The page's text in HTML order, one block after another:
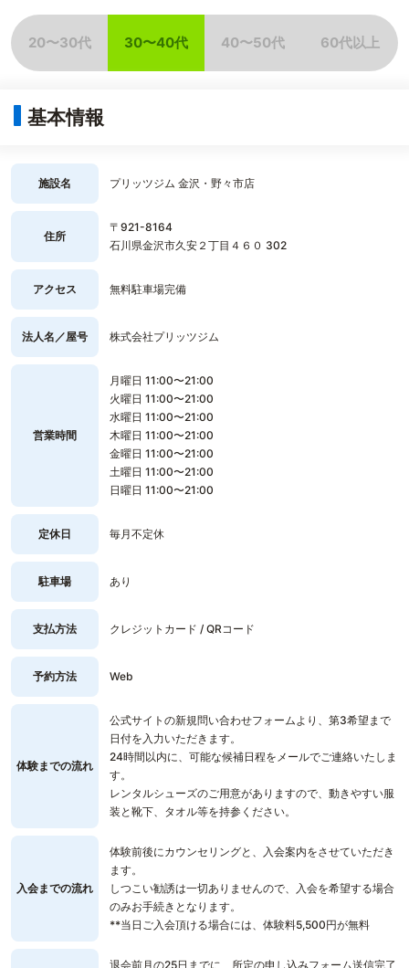
20〜30代
非該当
30〜40代
40〜50代
60代以上
基本情報
施設名 プリッツジム 金沢・野々市店
住所
〒921-8164
石川県金沢市久安２丁目４６０ 302
アクセス 無料駐車場完備
法人名／屋号 株式会社プリッツジム
営業時間
月曜日 11:00〜21:00
火曜日 11:00〜21:00
水曜日 11:00〜21:00
木曜日 11:00〜21:00
金曜日 11:00〜21:00
土曜日 11:00〜21:00
日曜日 11:00〜21:00
定休日 毎月不定休
駐車場 あり
支払方法 クレジットカード / QRコード
予約方法 Web
体験までの流れ
公式サイトの新規問い合わせフォームより、第3希望まで
日付を入力いただきます。
24時間以内に、可能な候補日程をメールでご連絡いたしま
す。
レンタルシューズのご用意がありますので、動きやすい服
装と靴下、タオル等を持参ください。
入会までの流れ
体験前後にカウンセリングと、入会案内をさせていただき
ます。
しつこい勧誘は一切ありませんので、入会を希望する場合
のみお手続きとなります。
**当日ご入会頂ける場合には、体験料5,500円が無料
退会前月の25日までに、所定の申し込みフォーム送信完了